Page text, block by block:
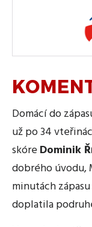
Domácí do
už po 34
skóre Dominik
dobrého úvodu,
minutách
doplatila